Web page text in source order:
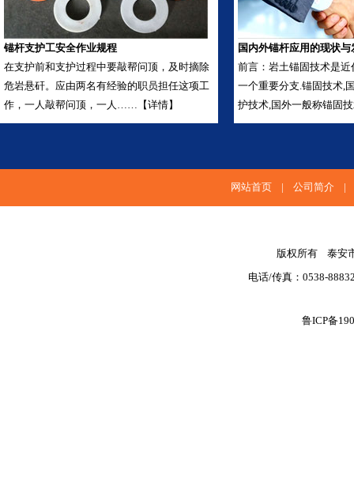
锚杆支护工安全作业规程
在支护前和支护过程中要敲帮问顶，及时摘除
危岩悬矸。应由两名有经验的职员担任这项工
作，一人敲帮问顶，一人……【详情】
国内外锚杆应用的现状与
前言：岩土锚固技术是
一个重要分支.锚固技术,
护技术,国外一般称锚固技
网站首页| 公司简介
版权所有 泰
电话/传真：0538-
鲁ICP备